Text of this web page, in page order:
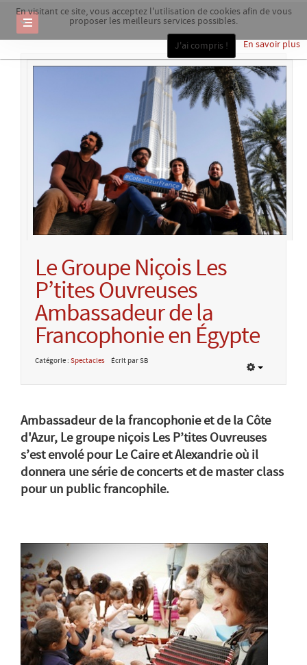
En visitant ce site, vous acceptez l'utilisation de cookies afin de vous
proposer les meilleurs services possibles.
En savoir plus
J'ai compris !
Le Groupe Niçois Les
P’tites Ouvreuses
Ambassadeur de la
Francophonie en Égypte
Catégorie : Spectacles Écrit par SB
Ambassadeur de la francophonie et de la Côte
d'Azur, Le groupe niçois Les P’tites Ouvreuses
s’est envolé pour Le Caire et Alexandrie où il
donnera une série de concerts et de master class
pour un public francophile.